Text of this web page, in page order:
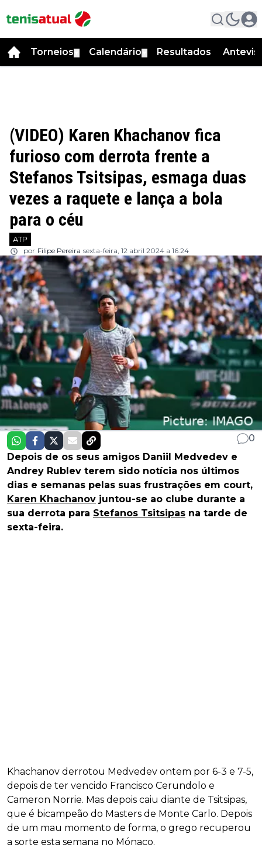
Torneios Calendário Resultados
(VIDEO) Karen Khachanov fica
furioso com derrota frente a
Stefanos Tsitsipas, esmaga duas
vezes a raquete e lança a bola
para o céu
ATP
por Filipe Pereira sexta-feira, 12 abril 2024 a 16:24
0
Depois de os seus amigos Daniil Medvedev e
Andrey Rublev terem sido notícia nos últimos
dias e semanas pelas suas frustrações em court,
Karen Khachanov juntou-se ao clube durante a
sua derrota para Stefanos Tsitsipas na tarde de
sexta-feira.
Khachanov derrotou Medvedev ontem por 6-3 e 7-5,
depois de ter vencido Francisco Cerundolo e
Cameron Norrie. Mas depois caiu diante de Tsitsipas,
que é bicampeão do Masters de Monte Carlo. Depois
de um mau momento de forma, o grego recuperou
a sorte esta semana no Mónaco.